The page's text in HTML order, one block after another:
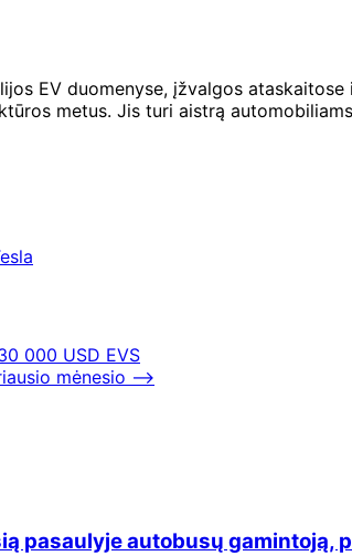
EV duomenyse, įžvalgos
metus. Jis turi aistrą
000 USD EVS
mėnesio ⟶
pasaulyje autobusų